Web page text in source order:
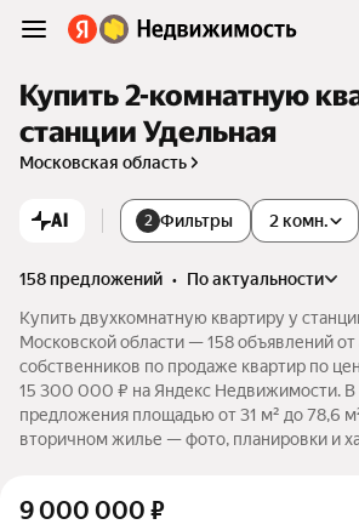
Купить 2-комнатную
станции Удельная
Московская область
AI 2 Фильтры 2 комн.
158 предложений •
по актуальности
Купить двухкомнатную квартиру у
Московской области — 158 объявлений от
собственников по продаже квартир по
15 300 000 ₽ на Яндекс Недвижимости. В
предложения площадью от 31 м² до 78,6
вторичном жилье — фото, планировки и
9 000 000 ₽